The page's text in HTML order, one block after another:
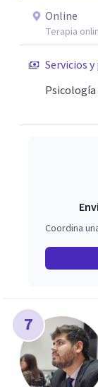
Online
Terapia
Servicios
Coordina
7